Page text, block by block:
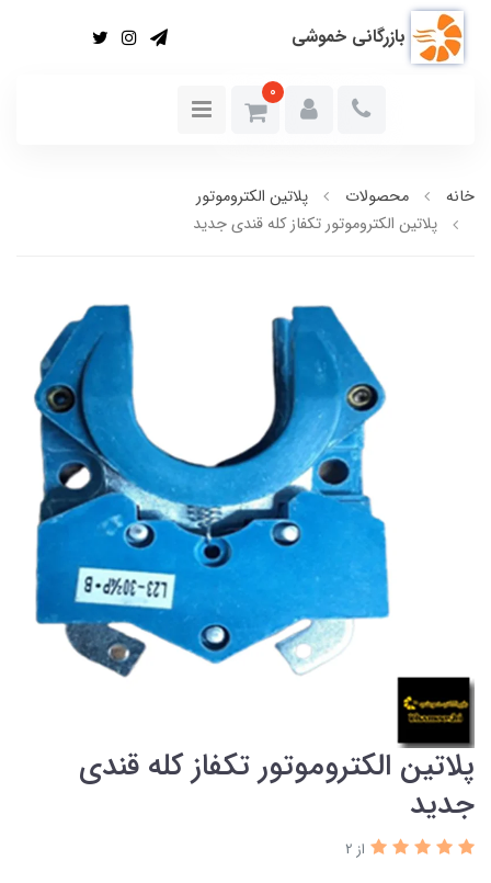
بازرگانی خموشی
0
خانه محصولات
پلاتین الکتروموتور
پلاتین الکتروموتور تکفاز کله قندی جدید
پلاتین الکتروموتور تکفاز کله قندی
جدید
از 2